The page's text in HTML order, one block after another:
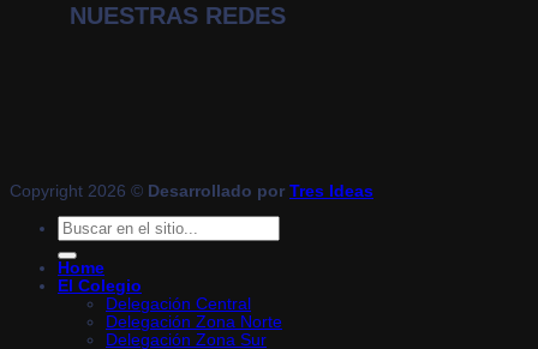
NUESTRAS REDES
Copyright 2026 © Desarrollado por Tres Ideas
Home
El Colegio
Delegación Central
Delegación Zona Norte
Delegación Zona Sur